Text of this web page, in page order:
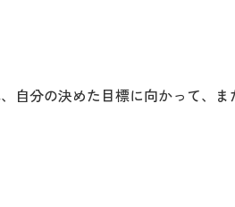
分の決めた目標に向かって、